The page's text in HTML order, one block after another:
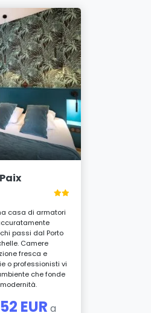
casa di armatori
passi dal Porto
Camere
fresca e
o professionisti vi
che fonde
52 EUR a